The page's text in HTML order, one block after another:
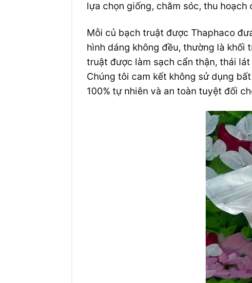
lựa chọn giống, chăm sóc, thu hoạch
Mỗi củ bạch truật được Thaphaco
hình dáng không đều, thường là khối
truật được làm sạch cẩn thận, thái
Chúng tôi cam kết không sử dụng
100% tự nhiên và an toàn tuyệt đối